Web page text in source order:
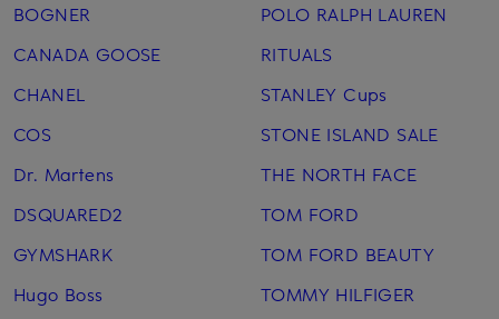
BOGNER
CANADA GOOSE
CHANEL
COS
Dr. Martens
DSQUARED2
GYMSHARK
Hugo Boss
POLO RALPH LAUREN
RITUALS
STANLEY Cups
STONE ISLAND SALE
THE NORTH FACE
TOM FORD
TOM FORD BEAUTY
TOMMY HILFIGER